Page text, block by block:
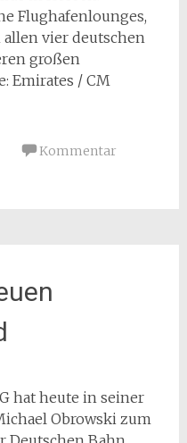
Flughafenlounges,
allen vier deutschen
großen
Emirates / CM
Kommentar
hat heute in seiner
Obrowski zum